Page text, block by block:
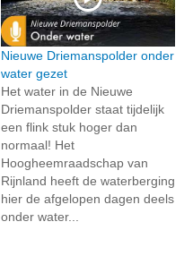
Nieuwe Driemanspolder onder
water gezet
Het water in de Nieuwe
Driemanspolder staat tijdelijk
een flink stuk hoger dan
normaal! Het
Hoogheemraadschap van
Rijnland heeft de waterberging
hier de afgelopen dagen deels
onder water...